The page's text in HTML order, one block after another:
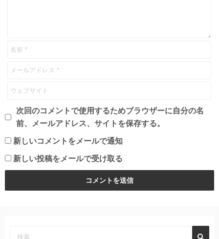
次回のコメントで使用するためブラウザーに自分の名
前、メールアドレス、サイトを保存する。
新しいコメントをメールで通知
新しい投稿をメールで受け取る